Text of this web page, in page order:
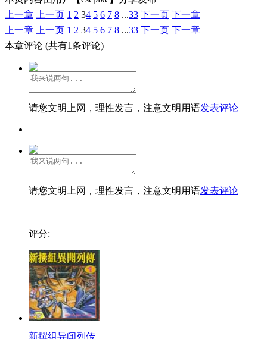
上一章
上一页 1 2 34 5 6 7 8 ...33 下一页 下一章
上一章
上一页 1 2 34 5 6 7 8 ...33 下一页 下一章
本章评论 (共有1条评论)
请您文明上网，理性发言，注意文明用语发表评论
请您文明上网，理性发言，注意文明用语发表评论
评分:
新撰组异闻列传